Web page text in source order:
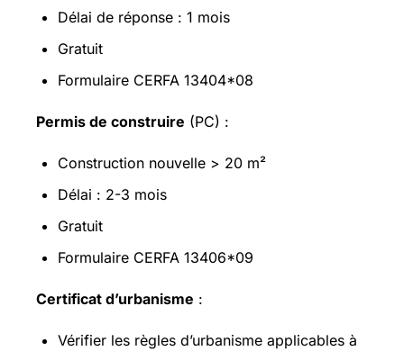
Délai de réponse : 1 mois
Gratuit
Formulaire CERFA 13404*08
Permis de construire (PC) :
Construction nouvelle > 20 m²
Délai : 2-3 mois
Gratuit
Formulaire CERFA 13406*09
Certificat d’urbanisme :
Vérifier les règles d’urbanisme applicables à